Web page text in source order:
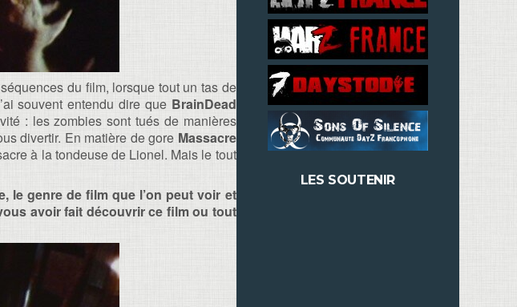
du film, lorsque tout un tas de
souvent entendu dire que BrainDead
: les zombies sont tués de manières
divertir. En matière de gore Massacre
à la tondeuse de Lionel. Mais le tout
le genre de film que l’on peut voir et
avoir fait découvrir ce film ou tout
LES SOUTENIR